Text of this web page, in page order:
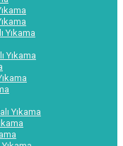
Yıkama
Yıkama
Yıkama